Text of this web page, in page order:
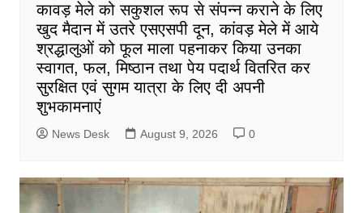
कावड़ मेले को सकुशल रूप से संपन्न कराने के लिए
खुद मैदान में उतरे एसएसपी दून, कांवड़ मेले में आये
श्रद्धालुओं को फूल माला पहनाकर किया उनका
स्वागत, फल, मिष्ठान तथा पेय पदार्थ वितरित कर
सुरक्षित एवं सुगम यात्रा के लिए दी अपनी
शुभकामनाएं
News Desk August 9, 2026 0